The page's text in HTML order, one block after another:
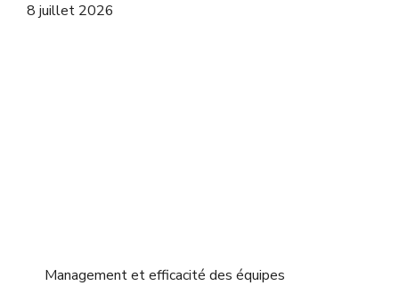
8 juillet 2026
Management et efficacité des équipes